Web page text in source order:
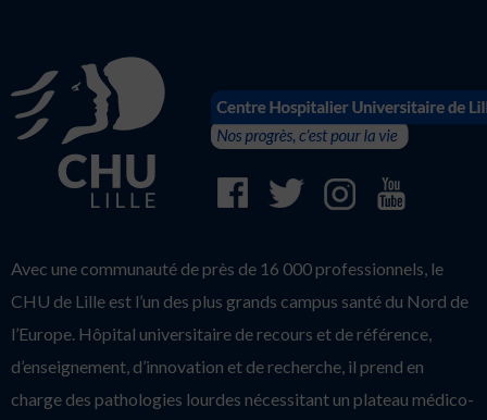
Avec une communauté de près de 16 000 professionnels, le
CHU de Lille est l’un des plus grands campus santé du Nord de
l’Europe. Hôpital universitaire de recours et de référence,
d’enseignement, d’innovation et de recherche, il prend en
charge des pathologies lourdes nécessitant un plateau médico-